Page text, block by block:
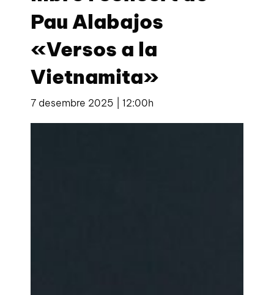
Pau Alabajos
«Versos a la
Vietnamita»
7 desembre 2025 | 12:00h